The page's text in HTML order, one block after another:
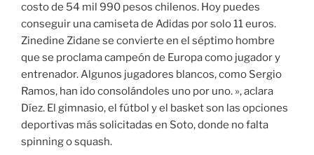
costo de 54 mil 990 pesos chilenos. Hoy puedes
conseguir una camiseta de Adidas por solo 11 euros.
Zinedine Zidane se convierte en el séptimo hombre
que se proclama campeón de Europa como jugador y
entrenador. Algunos jugadores blancos, como Sergio
Ramos, han ido consolándoles uno por uno. », aclara
Díez. El gimnasio, el fútbol y el basket son las opciones
deportivas más solicitadas en Soto, donde no falta
spinning o squash.